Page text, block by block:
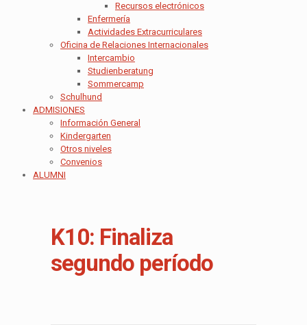
Recursos electrónicos
Enfermería
Actividades Extracurriculares
Oficina de Relaciones Internacionales
Intercambio
Studienberatung
Sommercamp
Schulhund
ADMISIONES
Información General
Kindergarten
Otros niveles
Convenios
ALUMNI
K10: Finaliza
segundo período